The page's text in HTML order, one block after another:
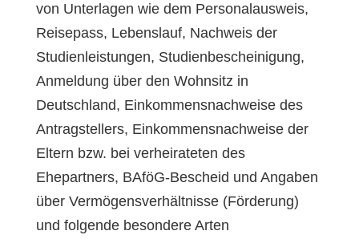
von Unterlagen wie dem Personalausweis,
Reisepass, Lebenslauf, Nachweis der
Studienleistungen, Studienbescheinigung,
Anmeldung über den Wohnsitz in
Deutschland, Einkommensnachweise des
Antragstellers, Einkommensnachweise der
Eltern bzw. bei verheirateten des
Ehepartners, BAföG-Bescheid und Angaben
über Vermögensverhältnisse (Förderung)
und folgende besondere Arten